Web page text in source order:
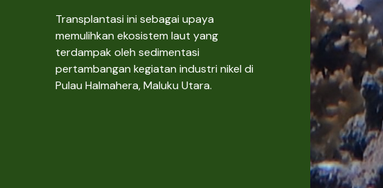
Transplantasi ini sebagai upaya
memulihkan ekosistem laut yang
terdampak oleh sedimentasi
pertambangan kegiatan industri nikel di
Pulau Halmahera, Maluku Utara.